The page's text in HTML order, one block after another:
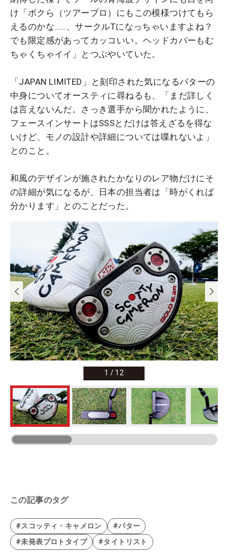
け「ボクら（ツアープロ）にもこの模様つけてもら
えるのかな……、サークルTになっちゃいますよね？
でも限定感があってカッコいい。ヘッドカバーもむ
ちゃくちゃイイ」とつぶやいていた。
「JAPAN LIMITED」と刻印された気になるパターの
中身についてオースティに尋ねるも、「まだ詳しく
は言えないんだ。さっき選手から聞かれたように、
フェースインサートはSSSとだけは答えざるを得な
いけど、モノの設計や詳細については喋れないよ」
とのこと。
和風のデザインが施されたかなりのレア物だけにそ
の詳細が気になるが、日本の担当者は「時がくれば
分かります」とのことだった。
1 / 12
この記事のタグ
#スコッティ・キャメロン
#パター
#未発表プロトタイプ
#タイトリスト